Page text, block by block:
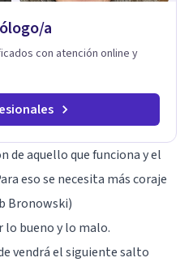
a
con atención online y
de aquello que funciona y el
eso se necesita más coraje
Bronowski)
lo bueno y lo malo.
vendrá el siguiente salto